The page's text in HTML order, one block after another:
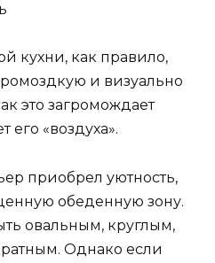
кухни, как правило,
и визуально
это загромождает
его «воздуха».
приобрел уютность,
обеденную зону.
овальным, круглым,
Однако если